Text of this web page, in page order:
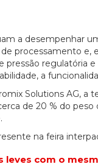
a desempenhar
processamento e,
pressão regulatória
a
Solutions AG, a
de 20 % do
na feira
leves com o